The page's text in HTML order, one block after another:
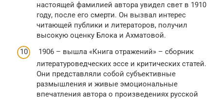
настоящей фамилией автора увидел свет в 1910
году, после его смерти. Он вызвал интерес
читающей публики и литераторов, получил
высокую оценку Блока и Ахматовой.
1906 – вышла «Книга отражений» – сборник
литературоведческих эссе и критических статей.
Они представляли собой субъективные
размышления и живые эмоциональные
впечатления автора о произведениях русской